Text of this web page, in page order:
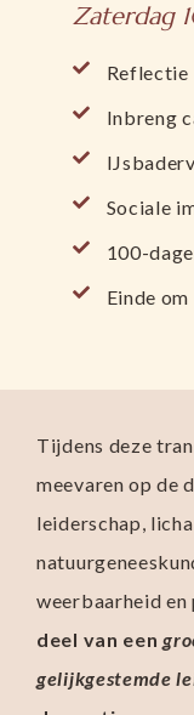
Zaterdag
Reflectie
Inbreng
Sociale
100-
Einde
Tijdens deze
meevaren op de
leiderschap,
weerbaarheid
deel van een
gelijkgestemde